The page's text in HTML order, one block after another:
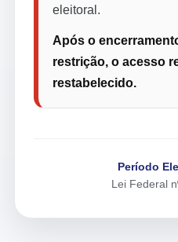
eleitoral.
Após o
restrição, o acesso
restabelecido.
Período
Lei Federal